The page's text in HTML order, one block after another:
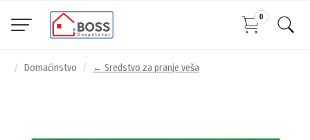
0
Domaćinstvo ← Sredstvo za pranje veša